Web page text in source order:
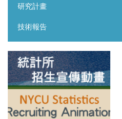
研究計畫
技術報告